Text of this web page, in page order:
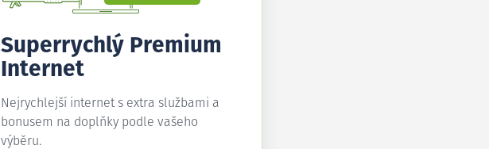
Superrychlý Premium
Internet
Nejrychlejší internet s extra službami a
bonusem na doplňky podle vašeho
výběru.